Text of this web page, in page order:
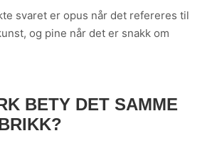
svaret er opus når det refereres til
og pine når det er snakk om
BETY DET SAMME